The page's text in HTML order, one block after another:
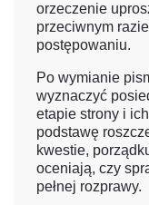
orzeczenie
przeciwnym
postępowaniu.
Po wymianie
wyznaczyć
etapie strony i
podstawę
kwestie,
oceniają, czy
pełnej rozprawy.